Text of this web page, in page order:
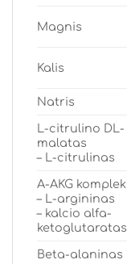
Magnis
Kalis
Natris
L-citrulino DL-
malatas
– L-citrulinas
A-AKG
– L-argininas
– kalcio alfa-
ketoglutaratas
Beta-alaninas